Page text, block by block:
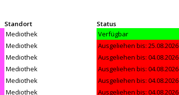
Standort
Status
Mediothek
Verfügbar
Mediothek
Ausgeliehen bis: 25.08.2026
Mediothek
Ausgeliehen bis: 04.08.2026
Mediothek
Ausgeliehen bis: 04.08.2026
Mediothek
Ausgeliehen bis: 04.08.2026
Mediothek
Ausgeliehen bis: 04.08.2026